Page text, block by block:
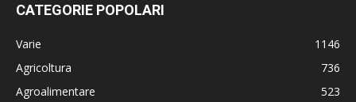
CATEGORIE POPOLARI
Varie
1146
Agricoltura
736
Agroalimentare
523